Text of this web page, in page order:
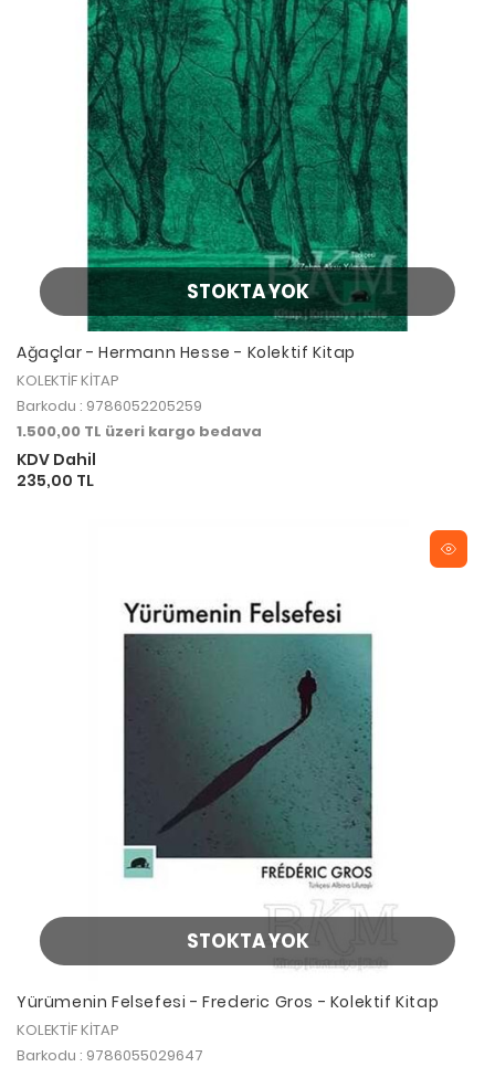
STOKTA YOK
Ağaçlar - Hermann Hesse - Kolektif Kitap
KOLEKTİF KİTAP
Barkodu : 9786052205259
1.500,00 TL üzeri kargo bedava
KDV Dahil
235,00 TL
STOKTA YOK
Yürümenin Felsefesi - Frederic Gros - Kolektif Kitap
KOLEKTİF KİTAP
Barkodu : 9786055029647